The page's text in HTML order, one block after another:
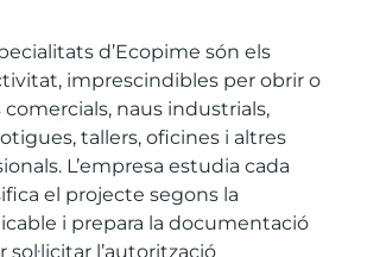
d’Ecopime són els
imprescindibles per obrir o
comercials, naus industrials,
tallers, oficines i altres
L’empresa estudia cada
el projecte segons la
i prepara la documentació
sol·licitar l’autorització